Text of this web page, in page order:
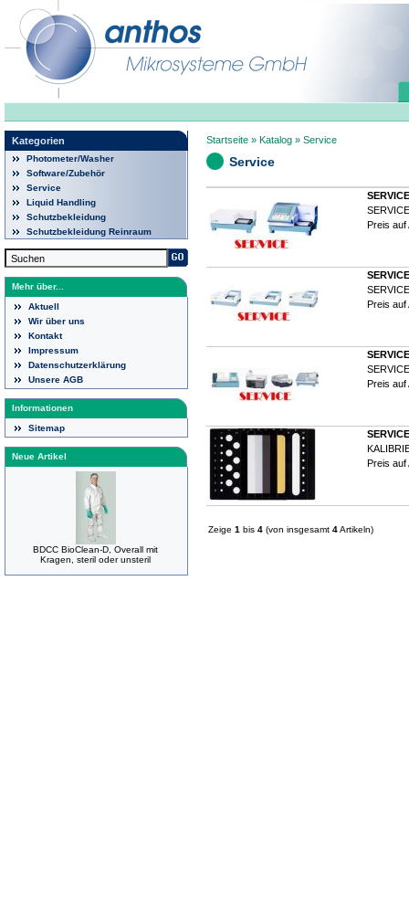
Kategorien
Photometer/Washer
Software/Zubehör
Service
Liquid Handling
Schutzbekleidung
Schutzbekleidung Reinraum
Mehr über...
Aktuell
Wir über uns
Kontakt
Impressum
Datenschutzerklärung
Unsere AGB
Informationen
Sitemap
Neue Artikel
BDCC BioClean-D, Overall mit
Kragen, steril oder unsteril
Startseite » Katalog » Service
Service
Preis auf
Preis auf
Preis auf
Preis auf
Zeige 1 bis 4 (von insgesamt 4Artikeln)